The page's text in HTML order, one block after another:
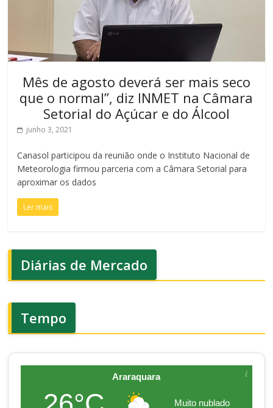
Mês de agosto deverá ser mais seco
que o normal”, diz INMET na Câmara
Setorial do Açúcar e do Álcool
junho 3, 2021
Canasol participou da reunião onde o Instituto Nacional de
Meteorologia firmou parceria com a Câmara Setorial para
aproximar os dados
Ler mais
Diárias de Mercado
Tempo
Araraquara
Muito nublado